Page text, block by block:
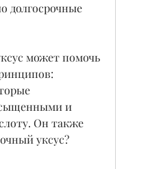
долгосрочные
может помочь
и
Он также
уксус?